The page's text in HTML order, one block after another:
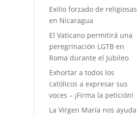
Exilio forzado de religiosas
en Nicaragua
El Vaticano permitirá una
peregrinación LGTB en
Roma durante el Jubileo
Exhortar a todos los
católicos a expresar sus
voces – ¡Firma la petición!
La Virgen María nos ayuda